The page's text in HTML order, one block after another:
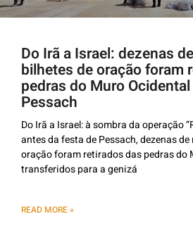
Do Irã a Israel: dezenas
bilhetes de oração foram
pedras do Muro
Pessach
Do Irã a Israel: à sombra da operação
antes da festa de Pessach, dezenas
oração foram retirados das pedras do
transferidos para a genizá
READ MORE »